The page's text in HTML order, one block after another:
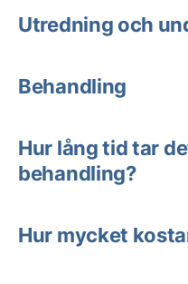
Utredning och
Behandling
Hur lång tid tar
behandling?
Hur mycket